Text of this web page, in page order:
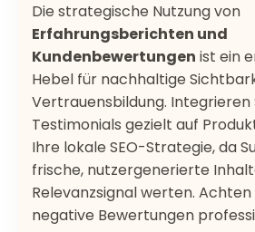
Die strategische Nutzung von
Erfahrungsberichten und
Kundenbewertungen ist ein
Hebel für nachhaltige
Vertrauensbildung. Integrieren
Testimonials gezielt auf
Ihre lokale SEO-Strategie, da
frische, nutzergenerierte
Relevanzsignal werten. Achten
negative Bewertungen